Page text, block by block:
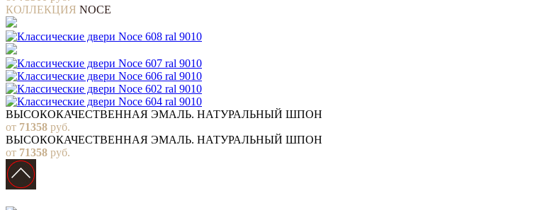
КОЛЛЕКЦИЯ NOCE
ВЫСОКОКАЧЕСТВЕННАЯ ЭМАЛЬ. НАТУРАЛЬНЫЙ ШПОН
от 71358 руб.
ВЫСОКОКАЧЕСТВЕННАЯ ЭМАЛЬ. НАТУРАЛЬНЫЙ ШПОН
от 71358 руб.